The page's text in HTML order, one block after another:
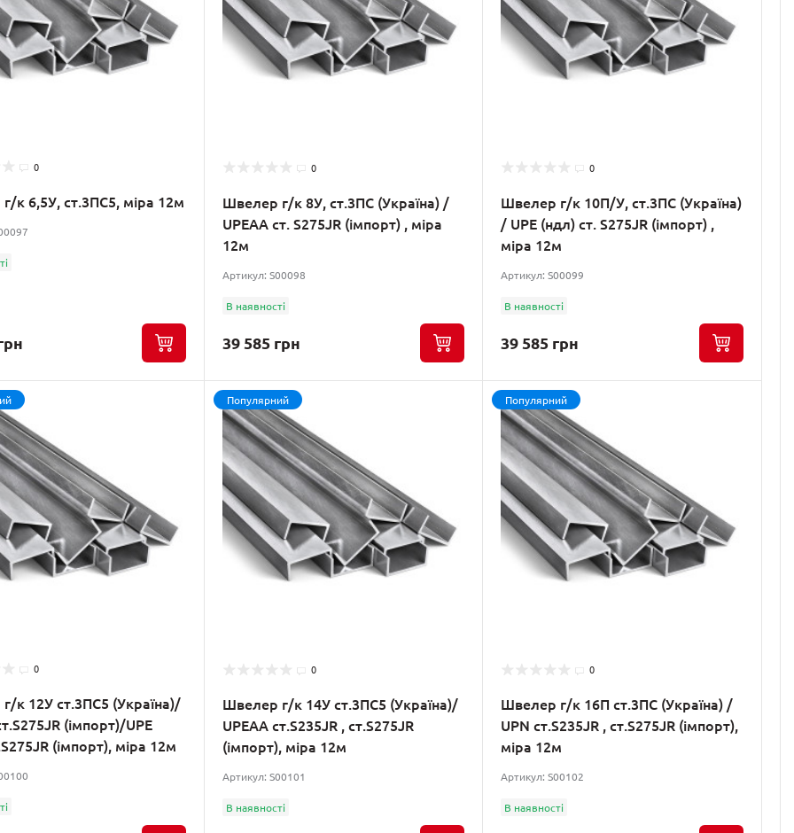
0
к 6,5У, ст.3ПС5, міра 12м
0
Швелер г/к 8У, ст.3ПС (Україна) /
UPEАА ст. S275JR (імпорт) , міра
12м
Артикул: S00098
В наявності
39 585 грн
0
Швелер г/к 10П/У, ст.3ПС (Україна)
/ UPE (ндл) ст. S275JR (імпорт) ,
міра 12м
Артикул: S00099
В наявності
39 585 грн
0
к 12У ст.3ПС5 (Україна)/
(імпорт)/UPE
(імпорт), міра 12м
Популярний
0
Швелер г/к 14У ст.3ПС5 (Україна)/
UPEAA ст.S235JR , ст.S275JR
(імпорт), міра 12м
Артикул: S00101
В наявності
Популярний
0
Швелер г/к 16П ст.3ПС (Україна) /
UPN ст.S235JR , ст.S275JR (імпорт),
міра 12м
Артикул: S00102
В наявності